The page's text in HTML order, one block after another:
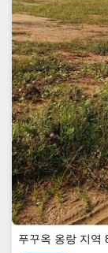
푸꾸옥 옹랑 지역